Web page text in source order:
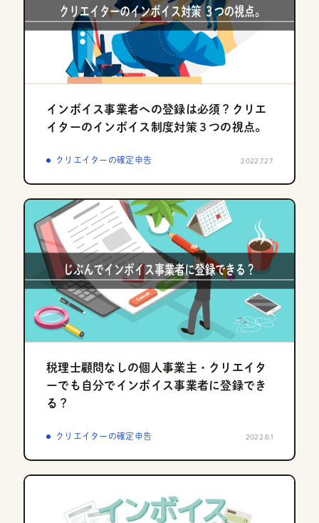
インボイス事業者への登録は必須？クリエ
イターのインボイス制度対策３つの視点。
クリエイターの確定申告 2022.7.27
税理士顧問なしの個人事業主・クリエイタ
ーでも自分でインボイス事業者に登録でき
る？
クリエイターの確定申告 2022.6.1